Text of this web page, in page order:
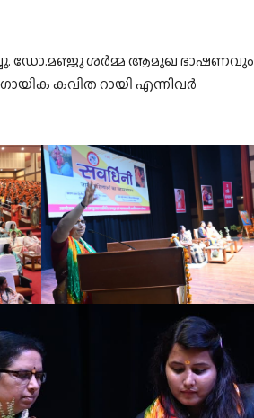
ഡോ.മഞ്ജു ശര്‍മ്മ ആമുഖ ഭാഷണവും
കവിത റായി എന്നിവര്‍